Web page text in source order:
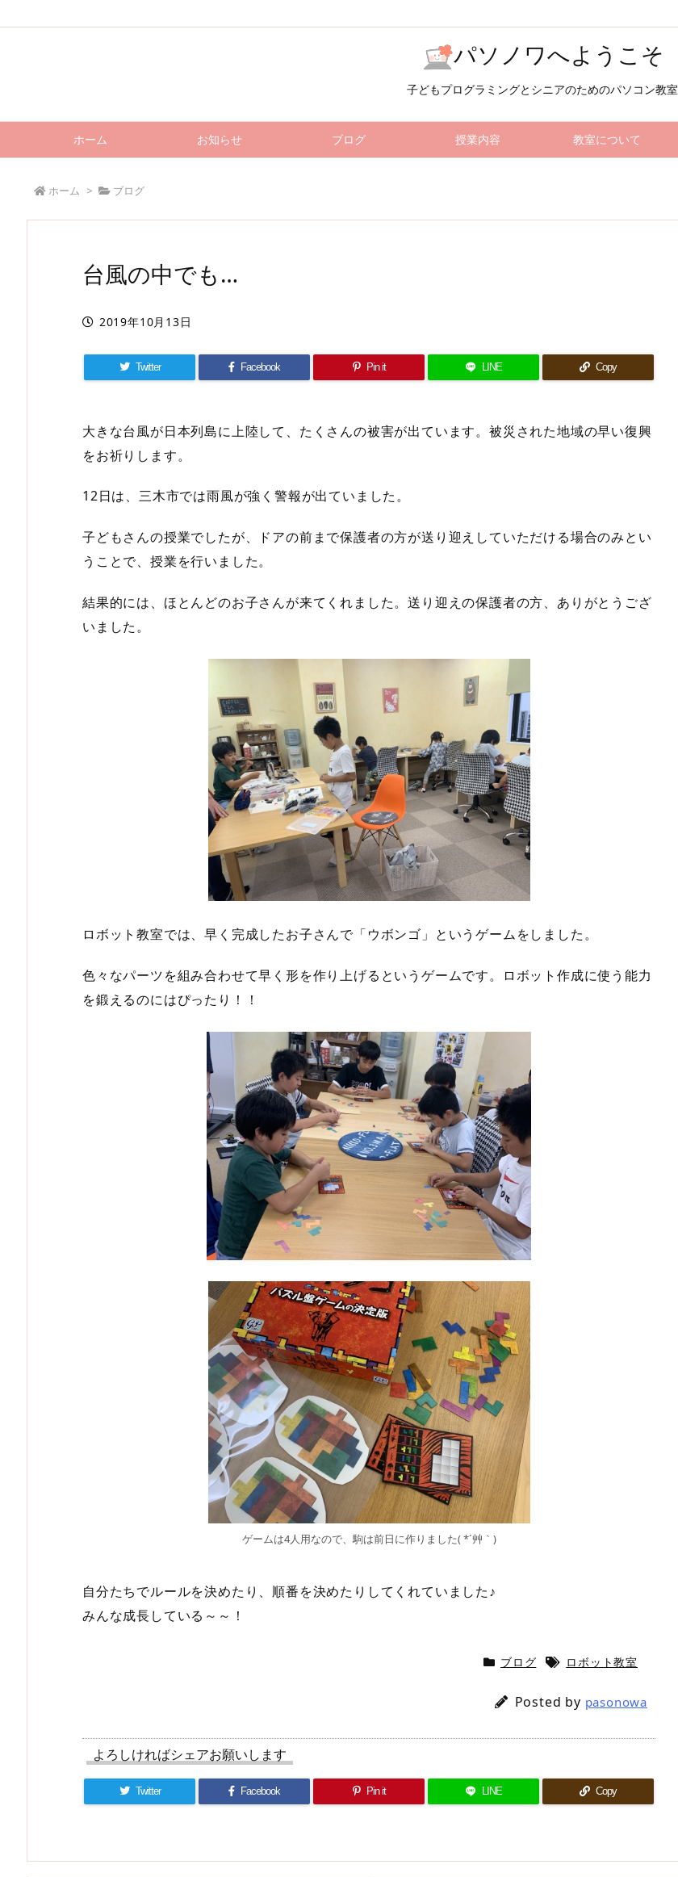
パソノワへようこそ
子どもプログラミングとシニアのためのパソコン教室
ホーム お知らせ ブログ 授業内容 教室について
ホーム > ブログ
台風の中でも…
2019年10月13日
Twitter Facebook Pin it LINE Copy
大きな台風が日本列島に上陸して、たくさんの被害が出ています。被災された地域の早い復興
をお祈りします。
12日は、三木市では雨風が強く警報が出ていました。
子どもさんの授業でしたが、ドアの前まで保護者の方が送り迎えしていただける場合のみとい
うことで、授業を行いました。
結果的には、ほとんどのお子さんが来てくれました。送り迎えの保護者の方、ありがとうござ
いました。
ロボット教室では、早く完成したお子さんで「ウボンゴ」というゲームをしました。
色々なパーツを組み合わせて早く形を作り上げるというゲームです。ロボット作成に使う能力
を鍛えるのにはぴったり！！
ゲームは4人用なので、駒は前日に作りました( *´艸｀)
自分たちでルールを決めたり、順番を決めたりしてくれていました♪
みんな成長している～～！
ブログ ロボット教室
Posted by pasonowa
よろしければシェアお願いします
Twitter Facebook Pin it LINE Copy